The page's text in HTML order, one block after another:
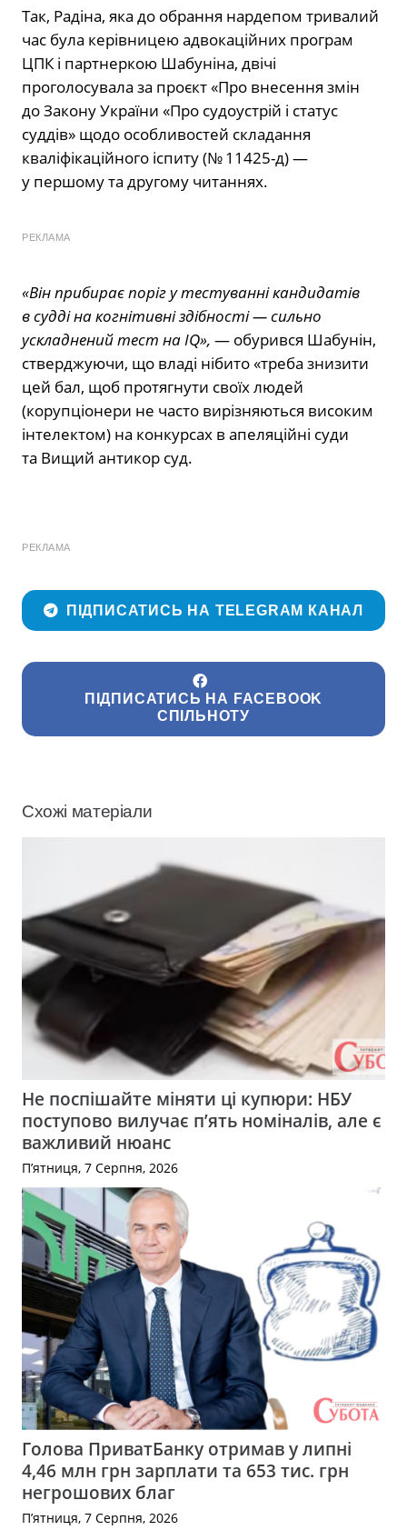
Так, Радіна, яка до обрання нардепом тривалий
час була керівницею адвокаційних програм
ЦПК і партнеркою Шабуніна, двічі
проголосувала за проєкт «Про внесення змін
до Закону України «Про судоустрій і статус
суддів» щодо особливостей складання
кваліфікаційного іспиту (№ 11425-д) —
у першому та другому читаннях.
РЕКЛАМА
«Він прибирає поріг утестуванні кандидатів
в судді на когнітивні здібності — сильно
ускладнений тест на IQ», — обурився Шабунін,
стверджуючи, що владі нібито «треба знизити
цей бал, щоб протягнути своїх людей
(корупціонери не часто вирізняються високим
інтелектом) на конкурсах в апеляційні суди
та Вищий антикор суд.
РЕКЛАМА
ПІДПИСАТИСЬ НА TELEGRAM КАНАЛ
ПІДПИСАТИСЬ НА FACEBOOK
СПІЛЬНОТУ
Схожі матеріали
Не поспішайте міняти ці купюри: НБУ
поступово вилучає п’ять номіналів, але є
важливий нюанс
П’ятниця, 7 Серпня, 2026
Голова ПриватБанку отримав у липні
4,46 млн грн зарплати та 653 тис. грн
негрошових благ
П’ятниця, 7 Серпня, 2026